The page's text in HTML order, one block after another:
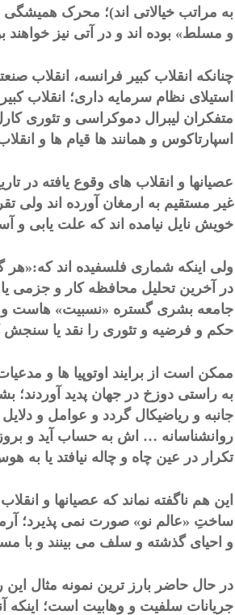
به مراتب خیالاتی اند)؛ محرک
و مسلط» بوده اند و در آتی نیز خواهند
چنانکه انقلاب کبیر فرانسه، انقلاب
استیلای نظام سرمایه داری؛ انقلاب
متفکران لیبرال دموکراسی و تئوری
اسپارتاکوس و همانند ها قیام ها و
عصیانها و انقلاب های وقوع یافته در
غیر مستقیم به ارمغان آورده اند ولی
خویش نایل نیامده اند که علت یابی و
ولی اینکه شماری فلسفیده اند
در آخرین تحلیل محافظه کار و جزمی
جامعه بشری گستره «نسبیت» هاست و
حکم و فرضیه و تئوری را نقد یا سنجش
ممکن است از برایند اوتوپیا ها و
به راستی دوزخ در جهان پدید آوردند؛
جانبه و ریاضیکال گردد و عوامل و
روانشناسانه … اش به حساب آید و بروز
تکرار در عین چاه و چاله نیافتد یا
این هم ناگفته نماند که عصیانها و
ساختِ «عالم نو» صورت نمی پذیرد؛
و احیای گذشته و سلف می بینند و با
در حال حاضر بارز ترین نمونه مثال
جریانات سلفیت و وهابیت است؛ اینکه